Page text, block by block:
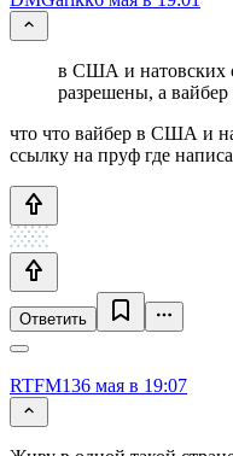
в США и натовских
разрешены, а вайбер
что что вайбер в США и
ссылку на пруф где
Ответить
RTFM136 мая в 19:07